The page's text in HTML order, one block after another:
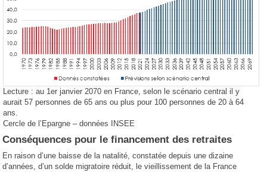
Lecture : au 1er janvier 2070 en France, selon le scénario central il y
aurait 57 personnes de 65 ans ou plus pour 100 personnes de 20 à 64
ans.
Cercle de l’Epargne – données INSEE
Conséquences pour le financement des retraites
En raison d’une baisse de la natalité, constatée depuis une dizaine
d’années, d’un solde migratoire réduit, le vieillissement de la France